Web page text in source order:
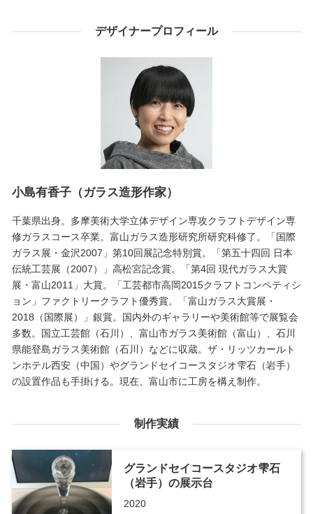
デザイナープロフィール
小島有香子（ガラス造形作家）
千葉県出身。多摩美術大学立体デザイン専攻クラフトデザイン専
修ガラスコース卒業。富山ガラス造形研究所研究科修了。「国際
ガラス展・金沢2007」第10回展記念特別賞。「第五十四回 日本
伝統工芸展（2007）」高松宮記念賞。「第4回 現代ガラス大賞
展・富山2011」大賞。「工芸都市高岡2015クラフトコンペティシ
ョン」ファクトリークラフト優秀賞。「富山ガラス大賞展・
2018（国際展）」銀賞。国内外のギャラリーや美術館等で展覧会
多数。国立工芸館（石川）、富山市ガラス美術館（富山）、石川
県能登島ガラス美術館（石川）などに収蔵。ザ・リッツカールト
ンホテル西安（中国）やグランドセイコースタジオ雫石（岩手）
の設置作品も手掛ける。現在、富山市に工房を構え制作。
制作実績
グランドセイコースタジオ雫石
（岩手）の展示台
2020